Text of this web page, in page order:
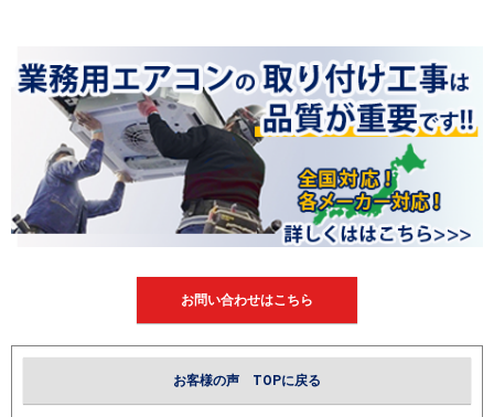
お問い合わせはこちら
お客様の声 TOPに戻る